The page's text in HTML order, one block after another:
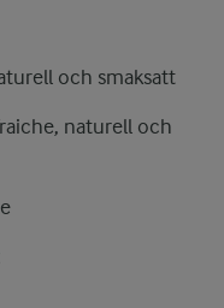
och smaksatt
naturell och